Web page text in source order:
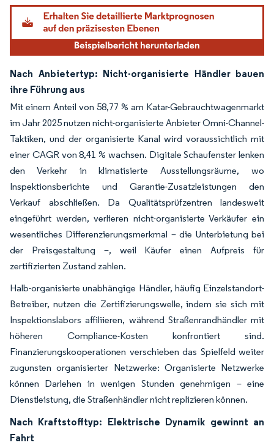
Nach Anbietertyp: Nicht-organisierte Händler bauen
ihre Führung aus
Mit einem Anteil von 58,77 % am Katar-Gebrauchtwagenmarkt
im Jahr 2025 nutzen nicht-organisierte Anbieter Omni-Channel-
Taktiken, und der organisierte Kanal wird voraussichtlich mit
einer CAGR von 8,41 % wachsen. Digitale Schaufenster lenken
den Verkehr in klimatisierte Ausstellungsräume, wo
Inspektionsberichte und Garantie-Zusatzleistungen den
Verkauf abschließen. Da Qualitätsprüfzentren landesweit
eingeführt werden, verlieren nicht-organisierte Verkäufer ein
wesentliches Differenzierungsmerkmal – die Unterbietung bei
der Preisgestaltung –, weil Käufer einen Aufpreis für
zertifizierten Zustand zahlen.
Halb-organisierte unabhängige Händler, häufig Einzelstandort-
Betreiber, nutzen die Zertifizierungswelle, indem sie sich mit
Inspektionslabors affiliieren, während Straßenrandhändler mit
höheren Compliance-Kosten konfrontiert sind.
Finanzierungskooperationen verschieben das Spielfeld weiter
zugunsten organisierter Netzwerke: Organisierte Netzwerke
können Darlehen in wenigen Stunden genehmigen – eine
Dienstleistung, die Straßenhändler nicht replizieren können.
Nach Kraftstofftyp: Elektrische Dynamik gewinnt an
Fahrt